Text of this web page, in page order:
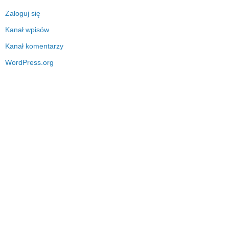
Zaloguj się
Kanał wpisów
Kanał komentarzy
WordPress.org